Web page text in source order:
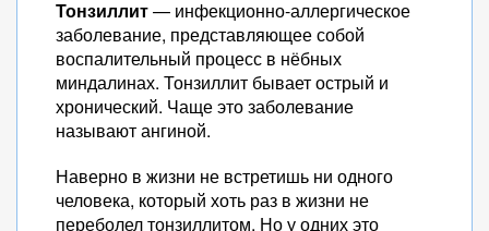
Тонзиллит— инфекционно-аллергическое
заболевание, представляющее собой
воспалительный процесс в нёбных
миндалинах. Тонзиллит бывает острый и
хронический. Чаще это заболевание
называют ангиной.
Наверно в жизни не встретишь ни одного
человека, который хоть раз в жизни не
переболел тонзиллитом. Но у одних это